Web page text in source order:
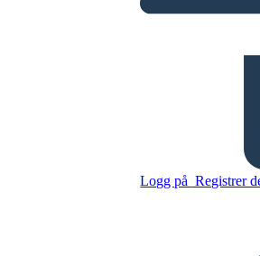
Logg på Registrer
Kopier dette
SPILLE AV